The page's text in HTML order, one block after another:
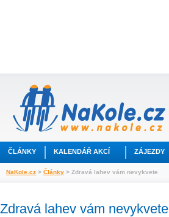
ČLÁNKY KALENDÁŘ AKCÍ ZÁJEZDY
NaKole.cz > Články > Zdravá lahev vám nevykvete
Zdravá lahev vám nevykvete